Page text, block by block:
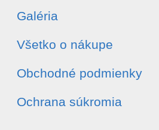
Galéria
Všetko o nákupe
Obchodné podmienky
Ochrana súkromia